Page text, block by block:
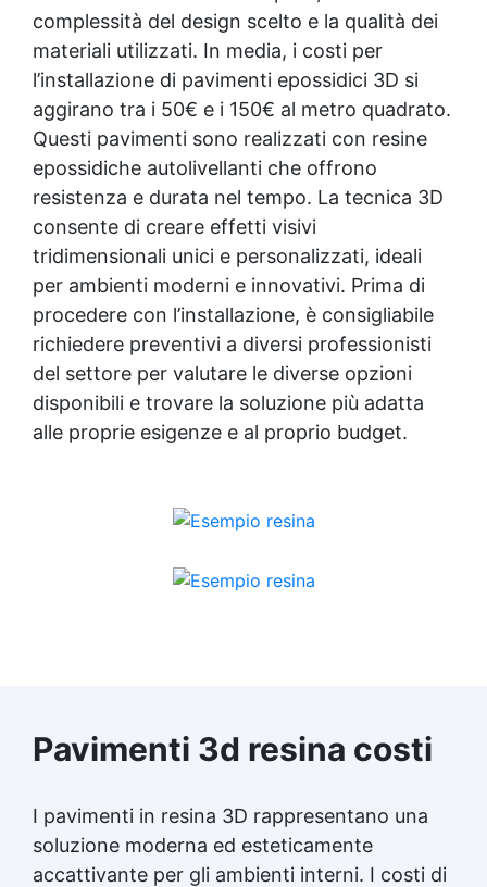
complessità del design scelto e la qualità dei
materiali utilizzati. In media, i costi per
l’installazione di pavimenti epossidici 3D si
aggirano tra i 50€ e i 150€ al metro quadrato.
Questi pavimenti sono realizzati con resine
epossidiche autolivellanti che offrono
resistenza e durata nel tempo. La tecnica 3D
consente di creare effetti visivi
tridimensionali unici e personalizzati, ideali
per ambienti moderni e innovativi. Prima di
procedere con l’installazione, è consigliabile
richiedere preventivi a diversi professionisti
del settore per valutare le diverse opzioni
disponibili e trovare la soluzione più adatta
alle proprie esigenze e al proprio budget.
Pavimenti 3d resina costi
I pavimenti in resina 3D rappresentano una
soluzione moderna ed esteticamente
accattivante per gli ambienti interni. I costi di